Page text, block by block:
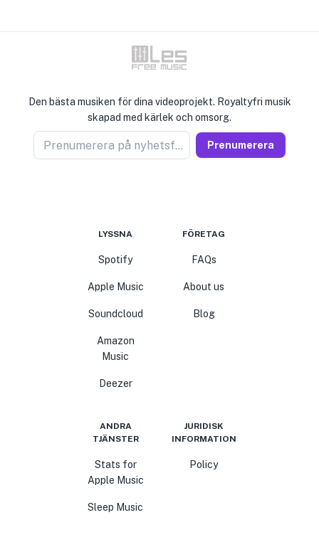
Den bästa musiken för dina videoprojekt. Royaltyfri musik
skapad med kärlek och omsorg.
Prenumerera på nyhetsförsäljare Prenumerera
LYSSNA
Spotify
Apple Music
Soundcloud
Amazon
Music
Deezer
FÖRETAG
FAQs
About us
Blog
ANDRA
TJÄNSTER
Stats for
Apple Music
Sleep Music
JURIDISK
INFORMATION
Policy